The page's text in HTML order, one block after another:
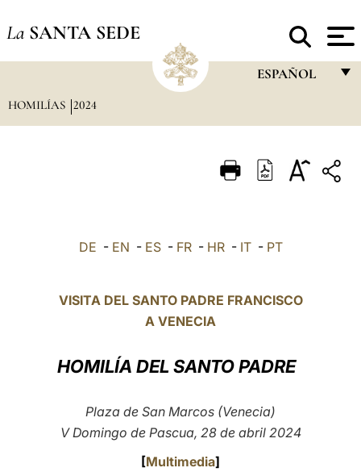
La SANTA SEDE
ESPAÑOL
ITALIANO
POLSKI
中文
HOMILÍAS 2024
DE - EN - ES- FR- HR- IT- PT
VISITA DEL SANTO PADRE FRANCISCO
A VENECIA
HOMILÍA DEL SANTO PADRE
Plaza de San Marcos (Venecia)
V Domingo de Pascua, 28 de abril 2024
[Multimedia]